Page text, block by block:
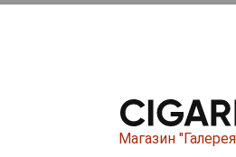
Магазин